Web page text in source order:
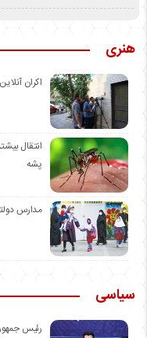
هنری
اکران
انتقال
پشه
مدارس
سیاسی
رئیس